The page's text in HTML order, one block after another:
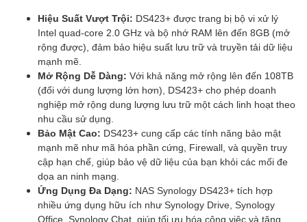
Hiệu Suất Vượt Trội: DS423+ được trang bị bộ vi xử lý
Intel quad-core 2.0 GHz và bộ nhớ RAM lên đến 8GB (mở
rộng được), đảm bảo hiệu suất lưu trữ và truyền tải dữ liệu
mạnh mẽ.
Mở Rộng Dễ Dàng: Với khả năng mở rộng lên đến 108TB
(đối với dung lượng lớn hơn), DS423+ cho phép doanh
nghiệp mở rộng dung lượng lưu trữ một cách linh hoạt theo
nhu cầu sử dụng.
Bảo Mật Cao: DS423+ cung cấp các tính năng bảo mật
mạnh mẽ như mã hóa phần cứng, Firewall, và quyền truy
cập hạn chế, giúp bảo vệ dữ liệu của bạn khỏi các mối đe
dọa an ninh mạng.
Ứng Dụng Đa Dạng: NAS Synology DS423+ tích hợp
nhiều ứng dụng hữu ích như Synology Drive, Synology
Office, Synology Chat, giúp tối ưu hóa công việc và tăng